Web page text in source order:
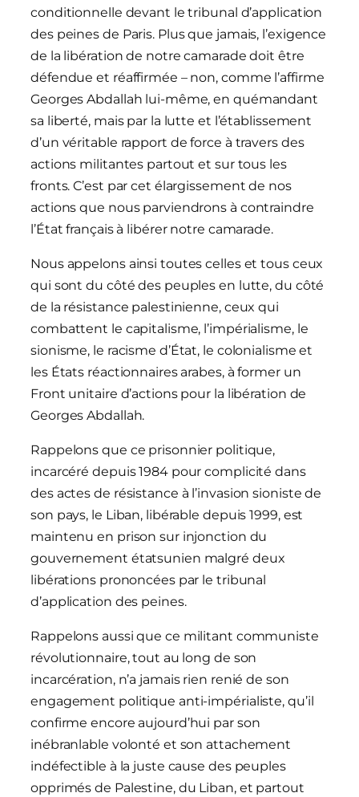
conditionnelle devant le tribunal d’application
des peines de Paris. Plus que jamais, l’exigence
de la libération de notre camarade doit être
défendue et réaffirmée – non, comme l’affirme
Georges Abdallah lui-même, en quémandant
sa liberté, mais par la lutte et l’établissement
d’un véritable rapport de force à travers des
actions militantes partout et sur tous les
fronts. C’est par cet élargissement de nos
actions que nous parviendrons à contraindre
l’État français à libérer notre camarade.
Nous appelons ainsi toutes celles et tous ceux
qui sont du côté des peuples en lutte, du côté
de la résistance palestinienne, ceux qui
combattent le capitalisme, l’impérialisme, le
sionisme, le racisme d’État, le colonialisme et
les États réactionnaires arabes, à former un
Front unitaire d’actions pour la libération de
Georges Abdallah.
Rappelons que ce prisonnier politique,
incarcéré depuis 1984 pour complicité dans
des actes de résistance à l’invasion sioniste de
son pays, le Liban, libérable depuis 1999, est
maintenu en prison sur injonction du
gouvernement étatsunien malgré deux
libérations prononcées par le tribunal
d’application des peines.
Rappelons aussi que ce militant communiste
révolutionnaire, tout au long de son
incarcération, n’a jamais rien renié de son
engagement politique anti-impérialiste, qu’il
confirme encore aujourd’hui par son
inébranlable volonté et son attachement
indéfectible à la juste cause des peuples
opprimés de Palestine, du Liban, et partout